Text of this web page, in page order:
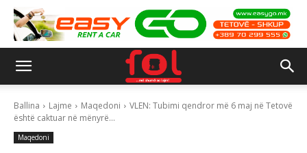
Ballina Lajme Maqedoni
VLEN: Tubimi qendror më 6 maj në Tetovë
është caktuar në mënyrë...
Maqedoni